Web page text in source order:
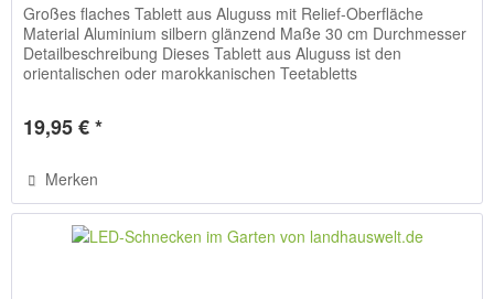
Großes flaches Tablett aus Aluguss mit Relief-Oberfläche
Material Aluminium silbern glänzend Maße 30 cm Durchmesser
Detailbeschreibung Dieses Tablett aus Aluguss ist den
orientalischen oder marokkanischen Teetabletts
19,95 € *
Merken